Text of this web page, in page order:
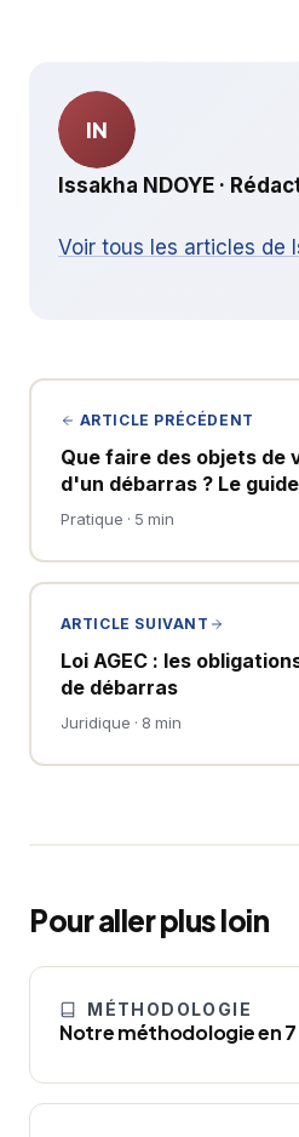
IN
Issakha NDOYE ·
Voir tous les articles de
ARTICLE PRÉCÉDENT
Que faire des objets de
d'un débarras ? Le
Pratique · 5 min
ARTICLE SUIVANT
Loi AGEC : les
de débarras
Juridique · 8 min
Pour aller plus loin
MÉTHODOLOGIE
Notre méthodologie en